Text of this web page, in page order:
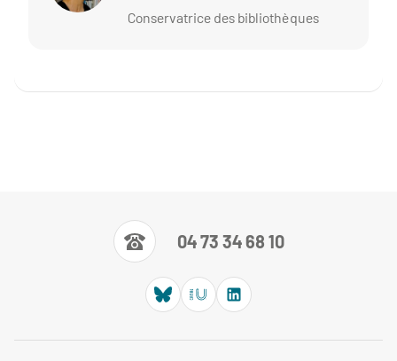
Conservatrice des bibliothèques
04 73 34 68 10